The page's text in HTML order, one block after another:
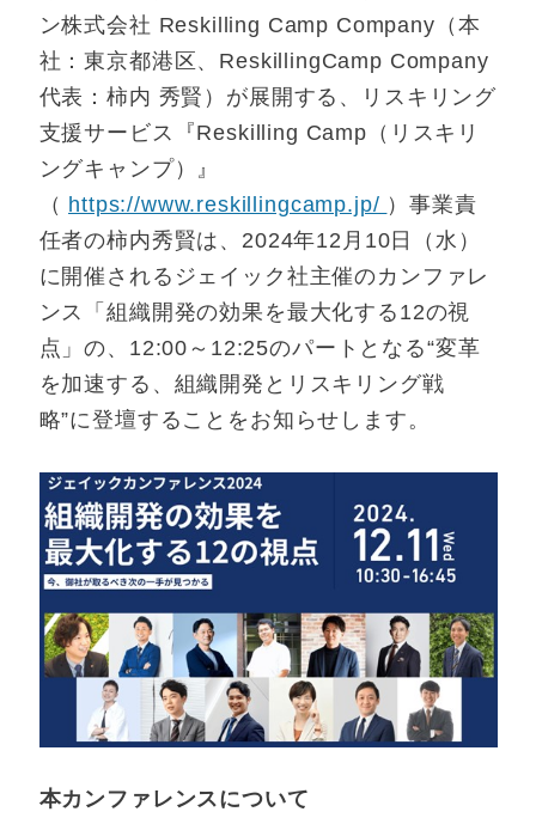
ン株式会社 Reskilling Camp Company（本
社：東京都港区、ReskillingCamp Company
代表：柿内 秀賢）が展開する、リスキリング
支援サービス『Reskilling Camp（リスキリ
ングキャンプ）』
（ https://www.reskillingcamp.jp/ ）事業責
任者の柿内秀賢は、2024年12月10日（水）
に開催されるジェイック社主催のカンファレ
ンス「組織開発の効果を最大化する12の視
点」の、12:00～12:25のパートとなる“変革
を加速する、組織開発とリスキリング戦
略”に登壇することをお知らせします。
本カンファレンスについて